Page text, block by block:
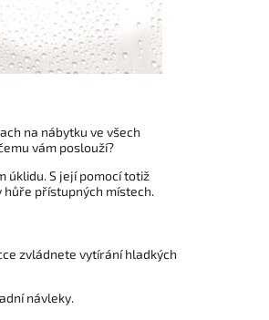
na nábytku ve všech
vám poslouží?
úklidu. S její pomocí totiž
hůře přístupných místech.
zvládnete vytírání hladkých
návleky.